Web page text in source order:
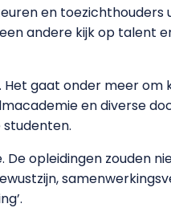
en toezichthouders
andere kijk op talent
gaat onder meer om
en diverse
opleidingen zouden